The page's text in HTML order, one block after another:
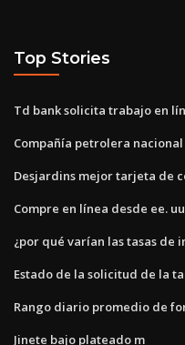
Top Stories
Td bank solicita trabajo en
Compañía petrolera
Desjardins mejor tarjeta de
Compre en línea desde ee.
¿por qué varían las tasas de
Estado de la solicitud de la
Rango diario promedio de
Jinete bajo plateado m